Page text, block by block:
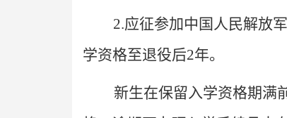
2.应征参加中国人民解放
学资格至退役后2年。
新生在保留入学资格期满